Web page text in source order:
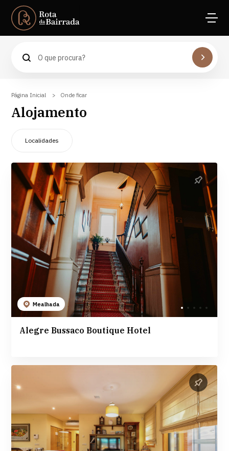
Página Inicial Onde ficar
Alojamento
Localidades
Anadia
Cantanhede
Mealhada
Oliveira do Bairro
Mealhada
Alegre Bussaco Boutique Hotel